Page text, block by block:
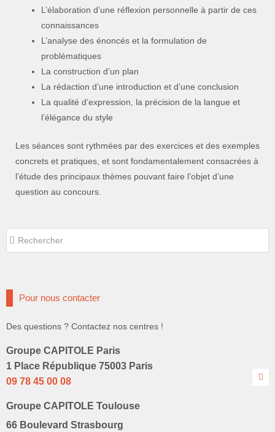
L’élaboration d’une réflexion personnelle à partir de ces
connaissances
L’analyse des énoncés et la formulation de
problématiques
La construction d’un plan
La rédaction d’une introduction et d’une conclusion
La qualité d’expression, la précision de la langue et
l’élégance du style
Les séances sont rythmées par des exercices et des exemples
concrets et pratiques, et sont fondamentalement consacrées à
l’étude des principaux thèmes pouvant faire l’objet d’une
question au concours.
Rechercher
Pour nous contacter
Des questions ? Contactez nos centres !
Groupe CAPITOLE Paris
1 Place République 75003 Paris
09 78 45 00 08
Groupe CAPITOLE Toulouse
66 Boulevard Strasbourg